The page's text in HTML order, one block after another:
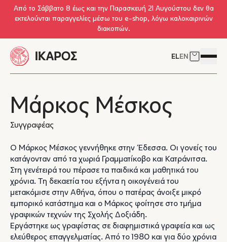
Skip to main content
Από το Σάββατο 8 έως και την Παρασκευή 21 Αυγούστου δεν θα
εκτελούνται παραγγελίες μέσω του e-shop, λόγω καλοκαιρινών
διακοπών.
ELEN Δείτε το
Μάρκος Μέσκος
Συγγραφέας
Ο Μάρκος Μέσκος γεννήθηκε στην Έδεσσα. Οι γονείς του
κατάγονταν από τα χωριά Γραμματίκοβο και Κατράνιτσα.
Στη γενέτειρά του πέρασε τα παιδικά και μαθητικά του
χρόνια. Τη δεκαετία του εξήντα η οικογένειά του
μετακόμισε στην Αθήνα, όπου ο πατέρας άνοιξε μικρό
εμπορικό κατάστημα και ο Μάρκος φοίτησε στο τμήμα
γραφικών τεχνών της Σχολής Δοξιάδη.
Εργάστηκε ως γραφίστας σε διαφημιστικά γραφεία και ως
ελεύθερος επαγγελματίας. Από το 1980 και για δύο χρόνια